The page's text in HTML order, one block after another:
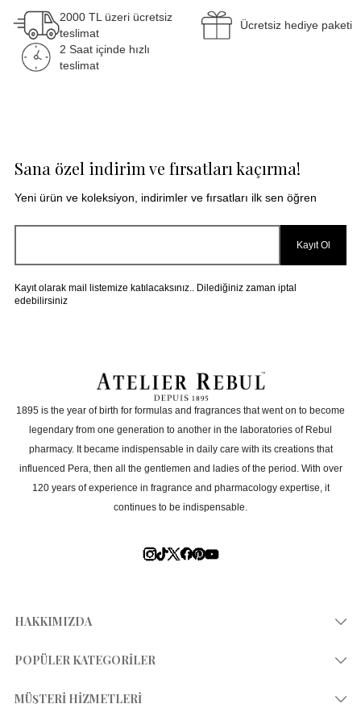
medical advice/ attention.
2000 TL üzeri ücretsiz
teslimat
Ücretsiz hediye paketi
2 Saat içinde hızlı
teslimat
Sana özel indirim ve fırsatları kaçırma!
Yeni ürün ve koleksiyon, indirimler ve fırsatları ilk sen öğren
Kayıt Ol
Kayıt olarak mail listemize katılacaksınız.. Dilediğiniz zaman iptal
edebilirsiniz
1895 is the year of birth for formulas and fragrances that went on to become
legendary from one generation to another in the laboratories of Rebul
pharmacy. It became indispensable in daily care with its creations that
influenced Pera, then all the gentlemen and ladies of the period. With over
120 years of experience in fragrance and pharmacology expertise, it
continues to be indispensable.
HAKKIMIZDA
Hikayemiz
POPÜLER KATEGORİLER
Kolonya 80°
MÜŞTERİ HİZMETLERİ